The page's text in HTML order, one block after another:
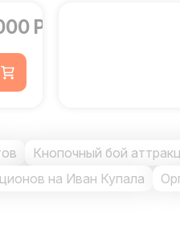
Р
Кнопочный бой
на Иван Купала